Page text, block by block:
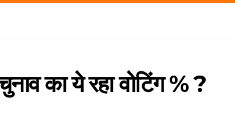
का ये रहा वोटिंग % ?